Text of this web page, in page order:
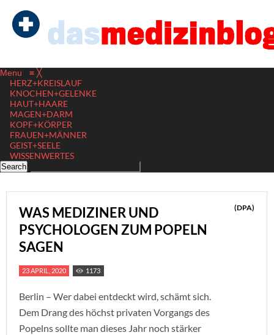
Menu ≡ ╳
HERZ+KREISLAUF
KNOCHEN+GELENKE
HAUT+HAARE
MAGEN+DARM
KOPF+KÖRPER
FRAUEN+MÄNNER
GEIST+SEELE
WISSENWERTES
WAS MEDIZINER UND
PSYCHOLOGEN ZUM POPELN
SAGEN
(DPA)
23 APRIL, 2020 1173
Berlin – Wer dabei entdeckt wird, schämt sich.
Dem Drang des höchst privaten Vorgangs des
Popelns sollte man dieses Jahr noch stärker